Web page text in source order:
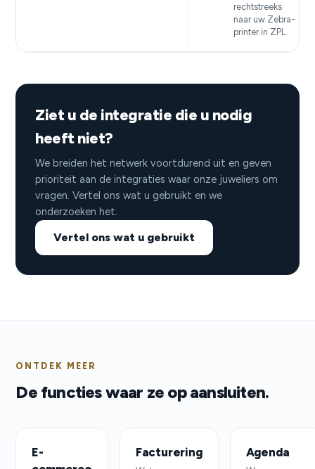
rechtstreeks
naar uw Zebra-
printer in ZPL.
Ziet u de integratie die u nodig
heeft niet?
We breiden het netwerk voortdurend uit en geven
prioriteit aan de integraties waar onze juweliers om
vragen. Vertel ons wat u gebruikt en we
onderzoeken het.
Vertel ons wat u gebruikt
ONTDEK MEER
De functies waar ze op aansluiten.
E-
Facturering Agenda